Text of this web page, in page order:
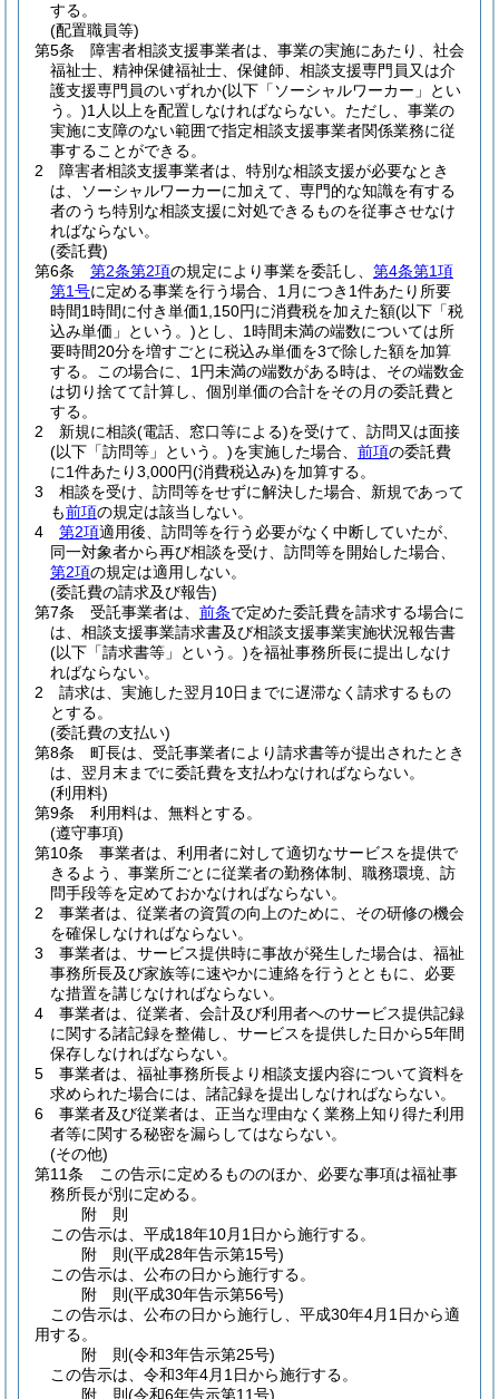
する。
(配置職員等)
第5条
障害者相談支援事業者は、事業の実施にあたり、社会
福祉士、精神保健福祉士、保健師、相談支援専門員又は介
護支援専門員のいずれか(以下「ソーシャルワーカー」とい
う。)1人以上を配置しなければならない。 ただし、事業の
実施に支障のない範囲で指定相談支援事業者関係業務に従
事することができる。
2
障害者相談支援事業者は、特別な相談支援が必要なとき
は、ソーシャルワーカーに加えて、専門的な知識を有する
者のうち特別な相談支援に対処できるものを従事させなけ
ればならない。
(委託費)
第6条
第2条第2項の規定により事業を委託し、 第4条第1項
第1号に定める事業を行う場合、1月につき1件あたり所要
時間1時間に付き単価1,150円に消費税を加えた額(以下「税
込み単価」という。)とし、1時間未満の端数については所
要時間20分を増すごとに税込み単価を3で除した額を加算
する。
この場合に、1円未満の端数がある時は、その端数金
は切り捨てて計算し、個別単価の合計をその月の委託費と
する。
2
新規に相談(電話、窓口等による)を受けて、訪問又は面接
(以下「訪問等」という。)を実施した場合、 前項の委託費
に1件あたり3,000円(消費税込み)を加算する。
3
相談を受け、訪問等をせずに解決した場合、新規であって
も前項の規定は該当しない。
4
第2項適用後、訪問等を行う必要がなく中断していたが、
同一対象者から再び相談を受け、訪問等を開始した場合、
第2項の規定は適用しない。
(委託費の請求及び報告)
第7条
受託事業者は、 前条で定めた委託費を請求する場合に
は、相談支援事業請求書及び相談支援事業実施状況報告書
(以下「請求書等」という。)を福祉事務所長に提出しなけ
ればならない。
2
請求は、実施した翌月10日までに遅滞なく請求するもの
とする。
(委託費の支払い)
第8条
町長は、受託事業者により請求書等が提出されたとき
は、翌月末までに委託費を支払わなければならない。
(利用料)
第9条
利用料は、無料とする。
(遵守事項)
第10条
事業者は、利用者に対して適切なサービスを提供で
きるよう、事業所ごとに従業者の勤務体制、職務環境、訪
問手段等を定めておかなければならない。
2
事業者は、従業者の資質の向上のために、その研修の機会
を確保しなければならない。
3
事業者は、サービス提供時に事故が発生した場合は、福祉
事務所長及び家族等に速やかに連絡を行うとともに、必要
な措置を講じなければならない。
4
事業者は、従業者、会計及び利用者へのサービス提供記録
に関する諸記録を整備し、サービスを提供した日から5年間
保存しなければならない。
5
事業者は、福祉事務所長より相談支援内容について資料を
求められた場合には、諸記録を提出しなければならない。
6
事業者及び従業者は、正当な理由なく業務上知り得た利用
者等に関する秘密を漏らしてはならない。
(その他)
第11条
この告示に定めるもののほか、必要な事項は福祉事
務所長が別に定める。
附 則
この告示は、平成18年10月1日から施行する。
附 則(平成28年告示第15号)
この告示は、公布の日から施行する。
附 則(平成30年告示第56号)
この告示は、公布の日から施行し、平成30年4月1日から適
用する。
附 則(令和3年告示第25号)
この告示は、令和3年4月1日から施行する。
附 則(令和6年告示第11号)